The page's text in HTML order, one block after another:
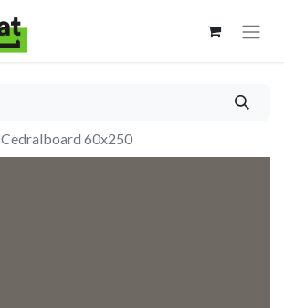
Cedralboard 60x250